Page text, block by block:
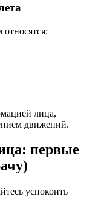
лица,
движений.
первые
успокоить